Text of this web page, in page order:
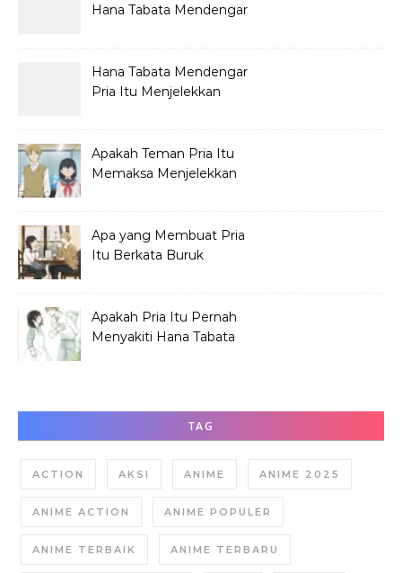
Hana Tabata Mendengar
Hana Tabata Mendengar
Pria Itu Menjelekkan
Apakah Teman Pria Itu
Memaksa Menjelekkan
Apa yang Membuat Pria
Itu Berkata Buruk
Apakah Pria Itu Pernah
Menyakiti Hana Tabata
TAG
ACTION AKSI ANIME ANIME 2025
ANIME ACTION ANIME POPULER
ANIME TERBAIK ANIME TERBARU